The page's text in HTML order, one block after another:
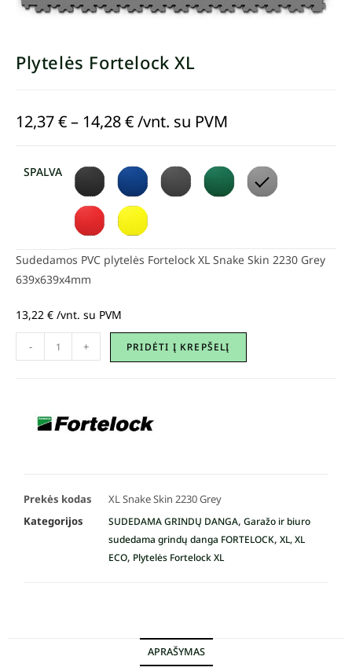
Plytelės Fortelock XL
12,37€– 14,28€/vnt. su PVM
SPALVA
Sudedamos PVC plytelės Fortelock XL Snake Skin 2230 Grey
639x639x4mm
13,22 € /vnt. su PVM
- + PRIDĖTI Į KREPŠELĮ
Prekės kodas
XL Snake Skin 2230 Grey
Kategorijos
SUDEDAMA GRINDŲ DANGA, Garažo ir biuro
sudedama grindų danga FORTELOCK, XL, XL
ECO, Plytelės Fortelock XL
APRAŠYMAS